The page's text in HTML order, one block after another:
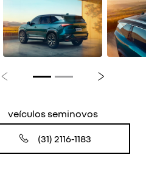
Anterior Próximo
veículos seminovos
(31) 2116-1183